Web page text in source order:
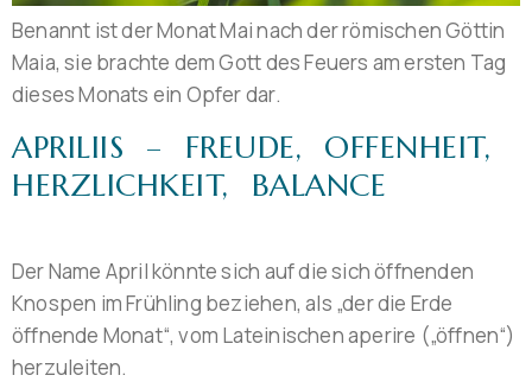
Benannt ist der Monat Mai nach der römischen Göttin
Maia, sie brachte dem Gott des Feuers am ersten Tag
dieses Monats ein Opfer dar.
APRILIIS – FREUDE, OFFENHEIT,
HERZLICHKEIT, BALANCE
Der Name April könnte sich auf die sich öffnenden
Knospen im Frühling beziehen, als „der die Erde
öffnende Monat“, vom Lateinischen aperire („öffnen“)
herzuleiten.